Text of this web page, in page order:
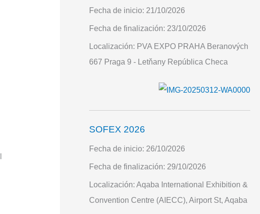
Fecha de inicio: 21/10/2026
Fecha de finalización: 23/10/2026
Localización: PVA EXPO PRAHA Beranových
667 Praga 9 - Letňany República Checa
SOFEX 2026
Fecha de inicio: 26/10/2026
Fecha de finalización: 29/10/2026
Localización: Aqaba International Exhibition &
Convention Centre (AIECC), Airport St, Aqaba